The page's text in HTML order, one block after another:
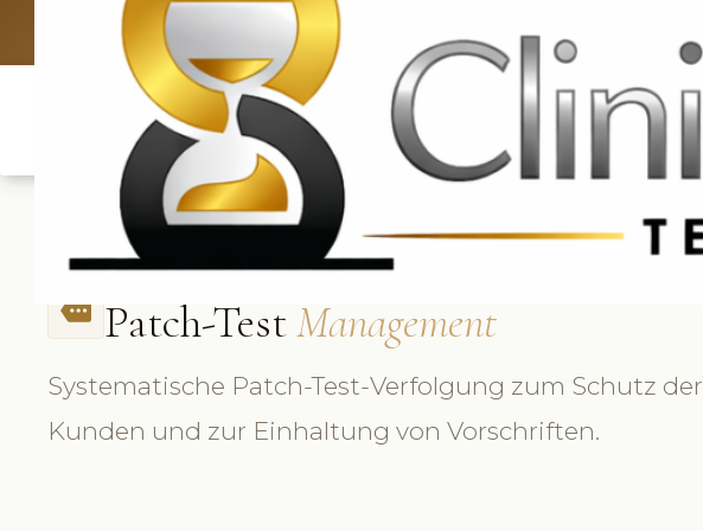
UK: +4420 3369 3369
more Patch-TestManagement
Systematische Patch-Test-Verfolgung zum Schutz der
Kunden und zur Einhaltung von Vorschriften.